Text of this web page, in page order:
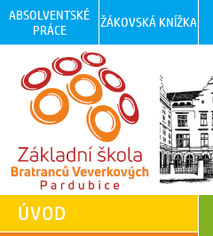
ABSOLVENTSKÉ
PRÁCE
ŽÁKOVSKÁ KNÍŽKA
ÚVOD